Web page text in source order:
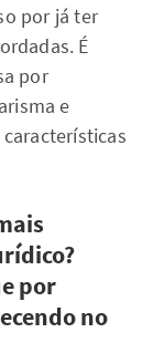
por já ter
É
por
e
por
no